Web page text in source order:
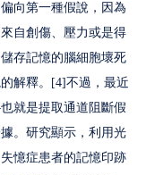
第一種假說，因為
自創傷、壓力或是得
存記憶的腦細胞壞死
解釋。[4]不過，最近
就是提取通道阻斷假
。研究顯示，利用光
憶症患者的記憶印跡